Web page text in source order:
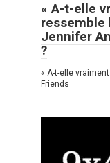
« A-t-elle
ressemble
Jennifer
?
« A-t-elle
Friends